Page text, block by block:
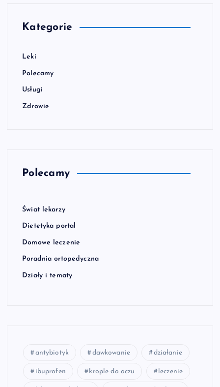
Kategorie
Leki
Polecamy
Usługi
Zdrowie
Polecamy
Świat lekarzy
Dietetyka portal
Domowe leczenie
Poradnia ortopedyczna
Działy i tematy
antybiotyk dawkowanie działanie
ibuprofen krople do oczu leczenie